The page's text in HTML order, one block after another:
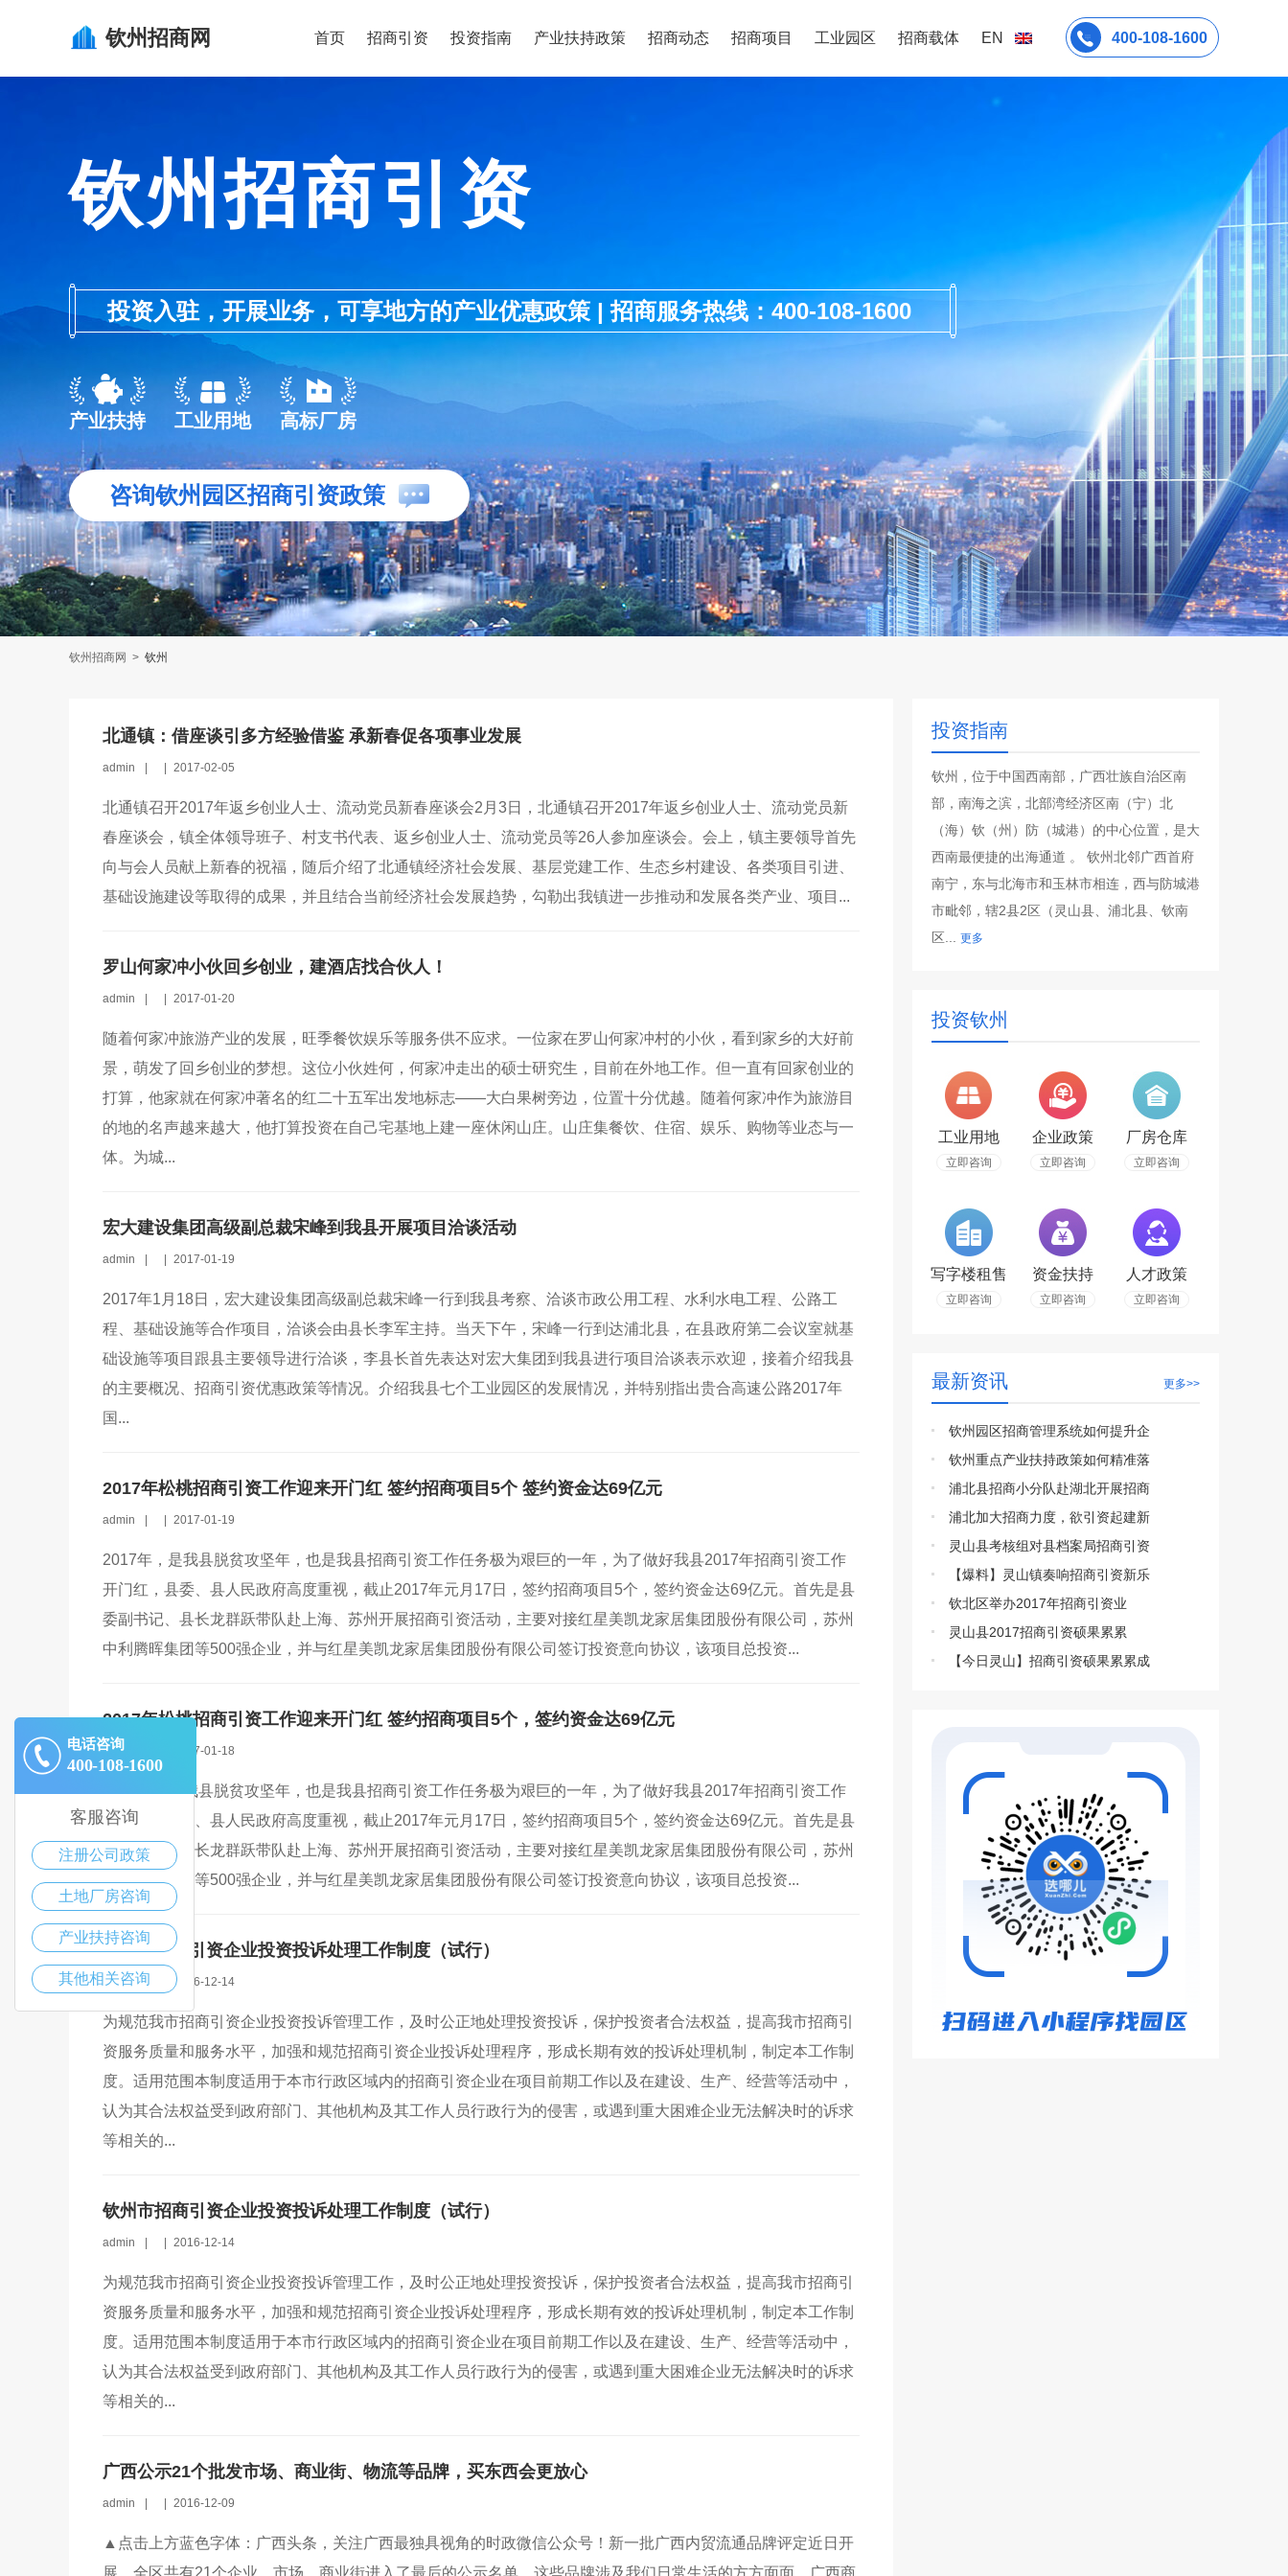
钦州招商网 首页 招商引资 投资指南 产业扶持政策 招商动态 招商项目 工业园区 招商载体 EN 400-108-1600
钦州招商引资
投资入驻，开展业务，可享地方的产业优惠政策 | 招商服务热线：400-108-1600
产业扶持 工业用地 高标厂房
咨询钦州园区招商引资政策
钦州招商网 > 钦州
北通镇：借座谈引多方经验借鉴 承新春促各项事业发展
admin 2017-02-05
北通镇召开2017年返乡创业人士、流动党员新春座谈会2月3日，北通镇召开2017年返乡创业人士、流动党员新
春座谈会，镇全体领导班子、村支书代表、返乡创业人士、流动党员等26人参加座谈会。会上，镇主要领导首先
向与会人员献上新春的祝福，随后介绍了北通镇经济社会发展、基层党建工作、生态乡村建设、各类项目引进、
基础设施建设等取得的成果，并且结合当前经济社会发展趋势，勾勒出我镇进一步推动和发展各类产业、项目...
罗山何家冲小伙回乡创业，建酒店找合伙人！
admin 2017-01-20
随着何家冲旅游产业的发展，旺季餐饮娱乐等服务供不应求。一位家在罗山何家冲村的小伙，看到家乡的大好前
景，萌发了回乡创业的梦想。这位小伙姓何，何家冲走出的硕士研究生，目前在外地工作。但一直有回家创业的
打算，他家就在何家冲著名的红二十五军出发地标志——大白果树旁边，位置十分优越。随着何家冲作为旅游目
的地的名声越来越大，他打算投资在自己宅基地上建一座休闲山庄。山庄集餐饮、住宿、娱乐、购物等业态与一
体。为城...
宏大建设集团高级副总裁宋峰到我县开展项目洽谈活动
admin 2017-01-19
2017年1月18日，宏大建设集团高级副总裁宋峰一行到我县考察、洽谈市政公用工程、水利水电工程、公路工
程、基础设施等合作项目，洽谈会由县长李军主持。当天下午，宋峰一行到达浦北县，在县政府第二会议室就基
础设施等项目跟县主要领导进行洽谈，李县长首先表达对宏大集团到我县进行项目洽谈表示欢迎，接着介绍我县
的主要概况、招商引资优惠政策等情况。介绍我县七个工业园区的发展情况，并特别指出贵合高速公路2017年
国...
2017年松桃招商引资工作迎来开门红 签约招商项目5个 签约资金达69亿元
admin 2017-01-19
2017年，是我县脱贫攻坚年，也是我县招商引资工作任务极为艰巨的一年，为了做好我县2017年招商引资工作
开门红，县委、县人民政府高度重视，截止2017年元月17日，签约招商项目5个，签约资金达69亿元。首先是县
委副书记、县长龙群跃带队赴上海、苏州开展招商引资活动，主要对接红星美凯龙家居集团股份有限公司，苏州
中利腾晖集团等500强企业，并与红星美凯龙家居集团股份有限公司签订投资意向协议，该项目总投资...
2017年松桃招商引资工作迎来开门红 签约招商项目5个，签约资金达69亿元
admin 2017-01-18
2017年，是我县脱贫攻坚年，也是我县招商引资工作任务极为艰巨的一年，为了做好我县2017年招商引资工作
开门红，县委、县人民政府高度重视，截止2017年元月17日，签约招商项目5个，签约资金达69亿元。首先是县
委副书记、县长龙群跃带队赴上海、苏州开展招商引资活动，主要对接红星美凯龙家居集团股份有限公司，苏州
中利腾晖集团等500强企业，并与红星美凯龙家居集团股份有限公司签订投资意向协议，该项目总投资...
钦州市招商引资企业投资投诉处理工作制度（试行）
admin | 2016-12-14
为规范我市招商引资企业投资投诉管理工作，及时公正地处理投资投诉，保护投资者合法权益，提高我市招商引
资服务质量和服务水平，加强和规范招商引资企业投诉处理程序，形成长期有效的投诉处理机制，制定本工作制
度。适用范围本制度适用于本市行政区域内的招商引资企业在项目前期工作以及在建设、生产、经营等活动中，
认为其合法权益受到政府部门、其他机构及其工作人员行政行为的侵害，或遇到重大困难企业无法解决时的诉求
等相关的...
钦州市招商引资企业投资投诉处理工作制度（试行）
admin 2016-12-14
为规范我市招商引资企业投资投诉管理工作，及时公正地处理投资投诉，保护投资者合法权益，提高我市招商引
资服务质量和服务水平，加强和规范招商引资企业投诉处理程序，形成长期有效的投诉处理机制，制定本工作制
度。适用范围本制度适用于本市行政区域内的招商引资企业在项目前期工作以及在建设、生产、经营等活动中，
认为其合法权益受到政府部门、其他机构及其工作人员行政行为的侵害，或遇到重大困难企业无法解决时的诉求
等相关的...
广西公示21个批发市场、商业街、物流等品牌，买东西会更放心
admin 2016-12-09
▲点击上方蓝色字体：广西头条，关注广西最独具视角的时政微信公众号！新一批广西内贸流通品牌评定近日开
展，全区共有21个企业、市场、商业街进入了最后的公示名单。这些品牌涉及我们日常生活的方方面面。广西商
投资指南
钦州，位于中国西南部，广西壮族自治区南
部，南海之滨，北部湾经济区南（宁）北
（海）钦（州）防（城港）的中心位置，是大
西南最便捷的出海通道 。 钦州北邻广西首府
南宁，东与北海市和玉林市相连，西与防城港
市毗邻，辖2县2区（灵山县、浦北县、钦南
区... 更多
投资钦州
工业用地
立即咨询
企业政策
立即咨询
厂房仓库
立即咨询
写字楼租售
立即咨询
资金扶持
立即咨询
人才政策
立即咨询
最新资讯 更多>>
钦州园区招商管理系统如何提升企
钦州重点产业扶持政策如何精准落
浦北县招商小分队赴湖北开展招商
浦北加大招商力度，欲引资起建新
灵山县考核组对县档案局招商引资
【爆料】灵山镇奏响招商引资新乐
钦北区举办2017年招商引资业
灵山县2017招商引资硕果累累
【今日灵山】招商引资硕果累累成
电话咨询
400-108-1600
客服咨询
注册公司政策
土地厂房咨询
产业扶持咨询
其他相关咨询